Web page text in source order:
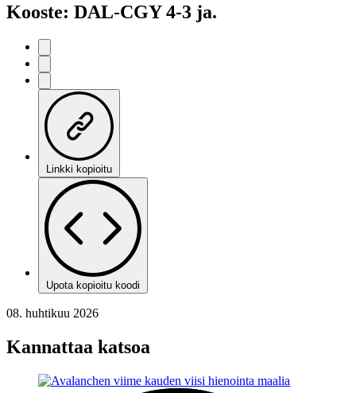
Kooste: DAL-CGY 4-3 ja.
Linkki kopioitu
Upota kopioitu koodi
08. huhtikuu 2026
Kannattaa katsoa